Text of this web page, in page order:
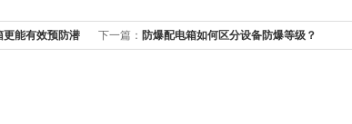
更能有效预防潜 下一篇： 防爆配电箱如何区分设备防爆等级？